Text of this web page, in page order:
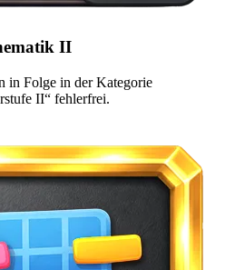
II
in Folge in der Kategorie
II“ fehlerfrei.